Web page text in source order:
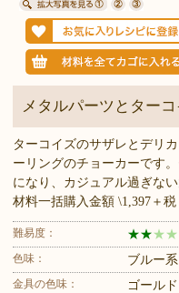
メタルパーツとター
ターコイズのサザレとデリ
ーリングのチョーカーです
になり、カジュアル過ぎな
材料一括購入金額 \1,397＋税
難易度： ★★ ★ ★
色味： ブルー系
金具の色味： ゴールド